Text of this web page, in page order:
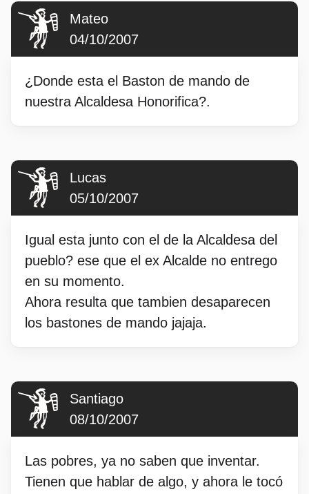
Mateo
04/10/2007
¿Donde esta el Baston de mando de
nuestra Alcaldesa Honorifica?.
Lucas
05/10/2007
Igual esta junto con el de la Alcaldesa del
pueblo? ese que el ex Alcalde no entrego
en su momento.
Ahora resulta que tambien desaparecen
los bastones de mando jajaja.
Santiago
08/10/2007
Las pobres, ya no saben que inventar.
Tienen que hablar de algo, y ahora le tocó